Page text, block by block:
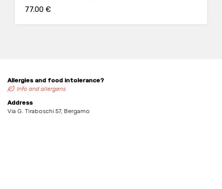
77.00 €
Allergies and food intolerance?
Info and allergens
Address
Via G. Tiraboschi 57, Bergamo